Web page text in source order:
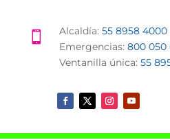
 Alcaldía:55 8958 4000
Emergencias:800 050
Ventanilla única:55